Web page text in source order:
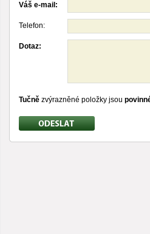
Váš e-mail:
Telefon:
Dotaz:
Tučně zvýrazněné položky jsou